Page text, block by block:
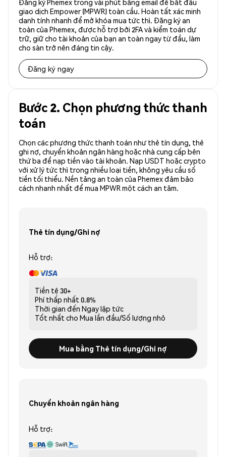
Đăng ký Phemex trong vài phút bằng email để bắt đầu
giao dịch Empower (MPWR) toàn cầu. Hoàn tất xác minh
danh tính nhanh để mở khóa mua tức thì. Đăng ký an
toàn của Phemex, được hỗ trợ bởi 2FA và kiểm toán dự
trữ, giữ cho tài khoản của bạn an toàn ngay từ đầu, làm
cho sàn trở nên đáng tin cậy.
Đăng ký ngay
Bước 2. Chọn phương thức thanh
toán
Chọn các phương thức thanh toán như thẻ tín dụng, thẻ
ghi nợ, chuyển khoản ngân hàng hoặc nhà cung cấp bên
thứ ba để nạp tiền vào tài khoản. Nạp USDT hoặc crypto
với xử lý tức thì trong nhiều loại tiền, không yêu cầu số
tiền tối thiểu. Nền tảng an toàn của Phemex đảm bảo
cách nhanh nhất để mua MPWR một cách an tâm.
Thẻ tín dụng/Ghi nợ
Hỗ trợ:
Tiền tệ 30+
Phí thấp nhất 0.8%
Thời gian đến Ngay lập tức
Tốt nhất cho Mua lần đầu/Số lượng nhỏ
Mua bằng Thẻ tín dụng/Ghi nợ
Chuyển khoản ngân hàng
Hỗ trợ: